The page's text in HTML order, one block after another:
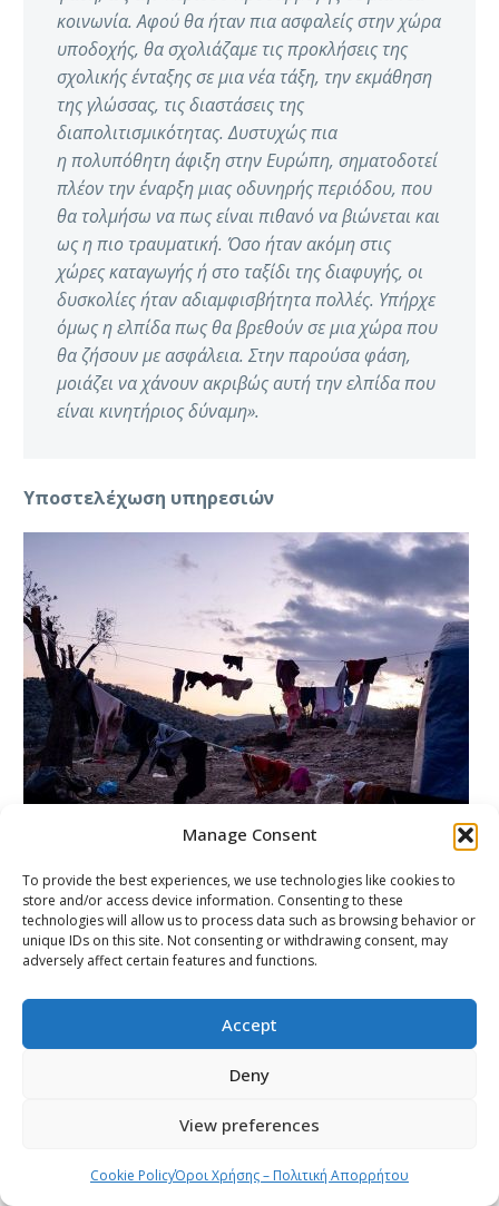
Manage Consent
To provide the best experiences, we use technologies like cookies to
store and/or access device information. Consenting to these
technologies will allow us to process data such as browsing behavior or
unique IDs on this site. Not consenting or withdrawing consent, may
adversely affect certain features and functions.
Accept
Deny
View preferences
Cookie PolicyΌροι Χρήσης – Πολιτική Απορρήτου
κοινωνία. Αφού θα ήταν πια ασφαλείς στην χώρα
υποδοχής, θα σχολιάζαμε τις προκλήσεις της
σχολικής ένταξης σε μια νέα τάξη, την εκμάθηση
της γλώσσας, τις διαστάσεις της
διαπολιτισμικότητας. Δυστυχώς πια
η πολυπόθητη άφιξη στην Ευρώπη, σηματοδοτεί
πλέον την έναρξη μιας οδυνηρής περιόδου, που
θα τολμήσω να πως είναι πιθανό να βιώνεται και
ως η πιο τραυματική. Όσο ήταν ακόμη στις
χώρες καταγωγής ή στο ταξίδι της διαφυγής, οι
δυσκολίες ήταν αδιαμφισβήτητα πολλές. Υπήρχε
όμως η ελπίδα πως θα βρεθούν σε μια χώρα που
θα ζήσουν με ασφάλεια. Στην παρούσα φάση,
μοιάζει να χάνουν ακριβώς αυτή την ελπίδα που
είναι κινητήριος δύναμη».
Υποστελέχωση υπηρεσιών
hotspot βρίσκονταν περίπου 9.000 άτομα (ο μισός
πληθυσμός σε σύγκριση με τον σημερινό),οι
είχαν εκφράσει την πεποίθηση τους ότι
μπορέσουν να ανταπεξέλθουν και να διατηρήσουν
στα προγράμματα του Β και Γ κύκλου Κοινωφελούς